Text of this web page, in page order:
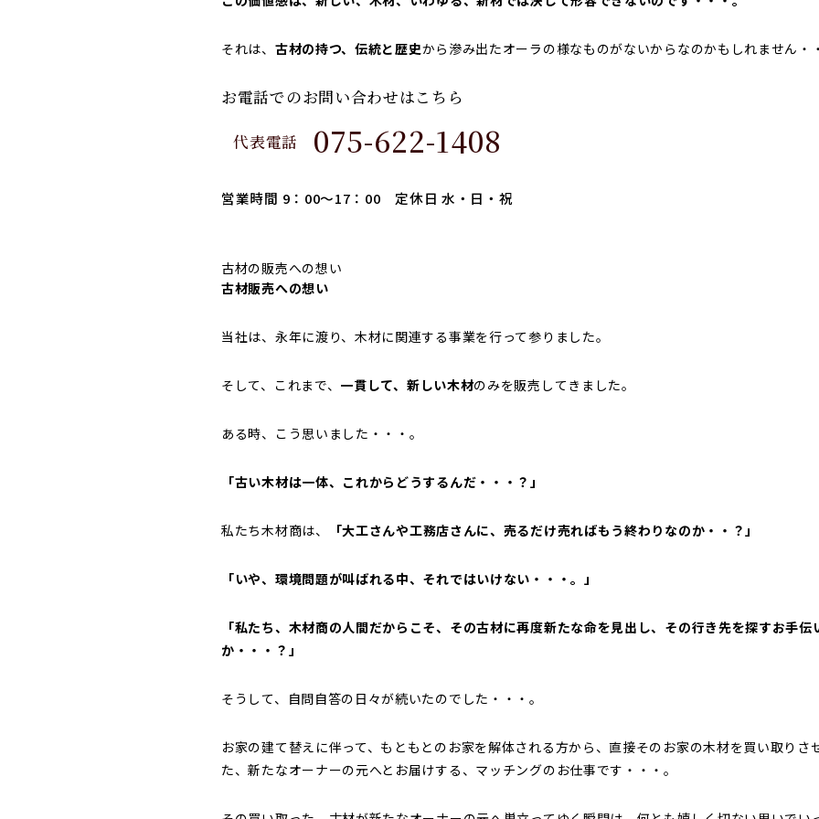
それは、 古材の持つ、伝統と歴史から滲み出たオーラの様なものがないからなのかもしれません・
お電話でのお問い合わせはこちら
代表電話 075-622-1408
営業時間 9：00～17：00 定休日 水・日・祝
古材の販売への想い
古材販売への想い
当社は、永年に渡り、木材に関連する事業を行って参りました。
そして、これまで、 一貫して、新しい木材のみを販売してきました。
ある時、こう思いました・・・。
「古い木材は一体、これからどうするんだ・・・？」
私たち木材商は、 「大工さんや工務店さんに、売るだけ売ればもう終わりなのか・・？」
「いや、環境問題が叫ばれる中、それではいけない・・・。」
「私たち、木材商の人間だからこそ、その古材に再度新たな命を見出し、その行き先を探すお手
か・・・？」
そうして、自問自答の日々が続いたのでした・・・。
お家の建て替えに伴って、もともとのお家を解体される方から、直接そのお家の木材を買い取りさ
た、新たなオーナーの元へとお届けする、マッチングのお仕事です・・・。